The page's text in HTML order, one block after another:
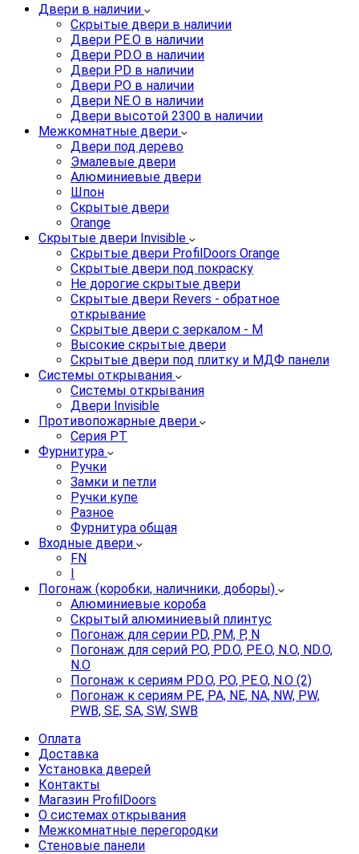
Двери в наличии
Скрытые двери в наличии
Двери PE.O в наличии
Двери PD.O в наличии
Двери PD в наличии
Двери P.O в наличии
Двери NE.O в наличии
Двери высотой 2300 в наличии
Межкомнатные двери
Двери под дерево
Эмалевые двери
Алюминиевые двери
Шпон
Скрытые двери
Orange
Скрытые двери Invisible
Скрытые двери ProfilDoors Orange
Скрытые двери под покраску
Не дорогие скрытые двери
Скрытые двери Revers - обратное
открывание
Скрытые двери с зеркалом - M
Высокие скрытые двери
Скрытые двери под плитку и МДФ панели
Системы открывания
Системы открывания
Двери Invisible
Противопожарные двери
Серия PT
Фурнитура
Ручки
Замки и петли
Ручки купе
Разное
Фурнитура общая
Входные двери
FN
I
Погонаж (коробки, наличники, доборы)
Алюминиевые короба
Скрытый алюминиевый плинтус
Погонаж для серии PD, PM, P, N
Погонаж для серий P.O, PD.O, PE.O, N.O, ND.O,
N.O
Погонаж к сериям PD.O, P.O, PE.O, N.O (2)
Погонаж к сериям PE, PA, NE, NA, NW, PW,
PWB, SE, SA, SW, SWB
Оплата
Доставка
Установка дверей
Контакты
Магазин ProfilDoors
О системах открывания
Межкомнатные перегородки
Стеновые панели